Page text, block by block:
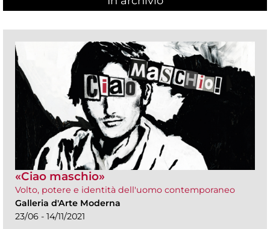
«Ciao maschio»
Volto, potere e identità dell'uomo contemporaneo
Galleria d'Arte Moderna
23/06 - 14/11/2021